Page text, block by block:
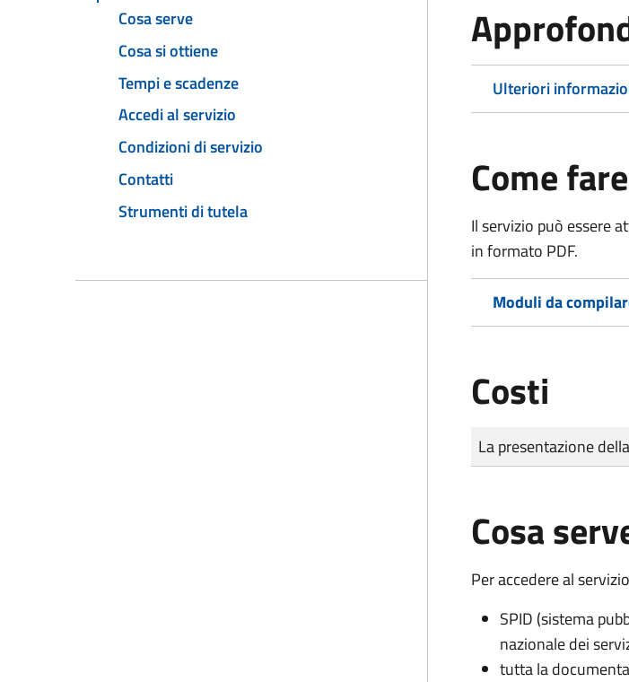
Cosa serve
Cosa si ottiene
Tempi e scadenze
Accedi al servizio
Condizioni di servizio
Contatti
Strumenti di tutela
Ulteriori
Come fare
Il servizio può essere
in formato PDF.
Moduli da
Costi
Tipo di pagamento
Importo
La presentazione
Cosa
Per accedere al
SPID (sistema
nazionale dei
tutta la